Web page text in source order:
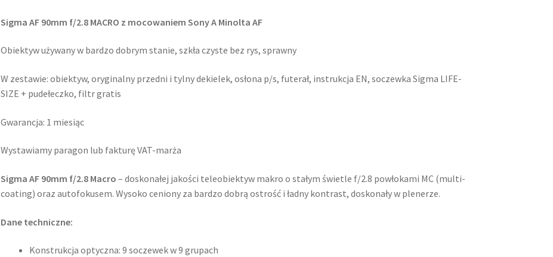
Sigma AF 90mm f/2.8 MACRO z mocowaniem Sony A Minolta AF
Obiektyw używany w bardzo dobrym stanie, szkła czyste bez rys, sprawny
W zestawie: obiektyw, oryginalny przedni i tylny dekielek, osłona p/s, futerał, instrukcja EN, soczewka Sigma LIFE-
SIZE + pudełeczko, filtr gratis
Gwarancja: 1 miesiąc
Wystawiamy paragon lub fakturę VAT-marża
Sigma AF 90mm f/2.8 Macro – doskonałej jakości teleobiektyw makro o stałym świetle f/2.8 powłokami MC (multi-
coating) oraz autofokusem. Wysoko ceniony za bardzo dobrą ostrość i ładny kontrast, doskonały w plenerze.
Dane techniczne:
Konstrukcja optyczna: 9 soczewek w 9 grupach